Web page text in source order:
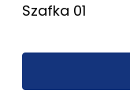
Szafka 01